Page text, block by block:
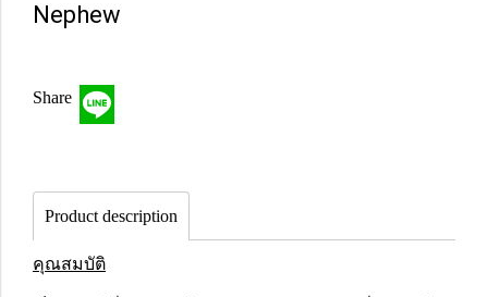
Nephew
Share
Product description
คุณสมบัติ